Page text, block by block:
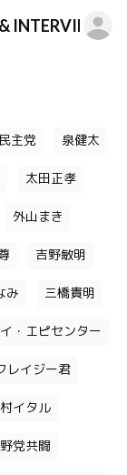
INTERVIEW
主党 泉健太
太田正孝
外山まき
吉野敏明
み 三橋貴明
・エピセンター
レイジー君
イタル
野党共闘